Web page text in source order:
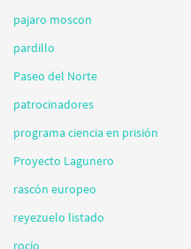
pajaro moscon
pardillo
Paseo del Norte
patrocinadores
programa ciencia en prisión
Proyecto Lagunero
rascón europeo
reyezuelo listado
rocío